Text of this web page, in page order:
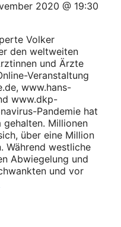
2020 @ 19:30
Volker
den weltweiten
und Ärzte
Veranstaltung
www.hans-
www.dkp-
Pandemie hat
Millionen
über eine Million
Während westliche
Abwiegelung und
und vor